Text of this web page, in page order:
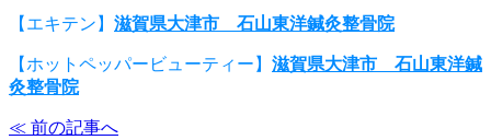
【エキテン】 滋賀県大津市 石山東洋鍼灸整骨院
【ホットペッパービューティー】 滋賀県大津市 石山東洋鍼
灸整骨院
≪ 前の記事へ